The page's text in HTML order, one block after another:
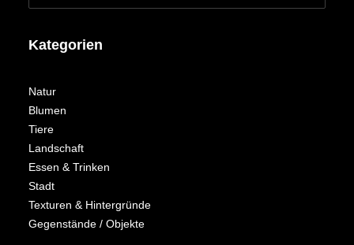
Kategorien
Natur
Blumen
Tiere
Landschaft
Essen & Trinken
Stadt
Texturen & Hintergründe
Gegenstände / Objekte